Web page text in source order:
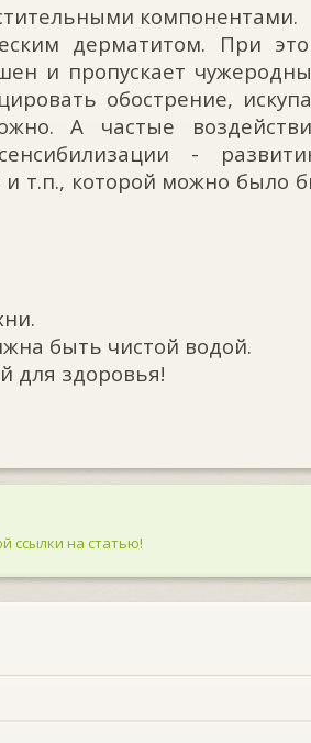
компонентами.
дерматитом. При
и пропускает
обострение,
А частые
-
т.п., которой можно было
быть чистой водой.
для здоровья!
ссылки на статью!